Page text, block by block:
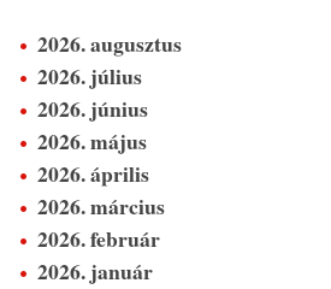
2026. augusztus
2026. július
2026. június
2026. május
2026. április
2026. március
2026. február
2026. január